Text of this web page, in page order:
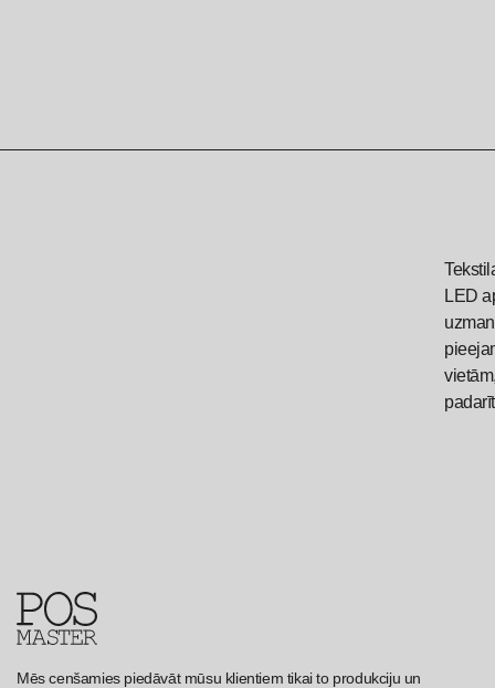
LED
Mēs cenšamies piedāvāt mūsu klientiem tikai to produkciju un